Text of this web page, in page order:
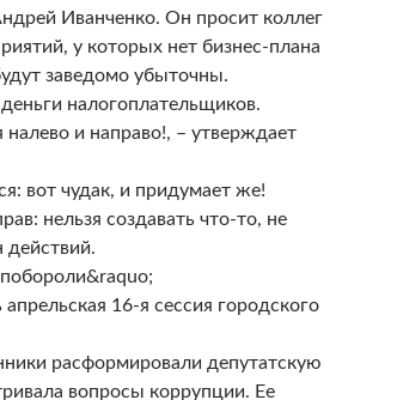
Иванченко. Он просит коллег
у которых нет бизнес-плана
заведомо убыточны.
налогоплательщиков.
налево и направо!, – утверждает
вот чудак, и придумает же!
нельзя создавать что-то, не
действий.
16-я сессия городского
расформировали депутатскую
вопросы коррупции. Ее